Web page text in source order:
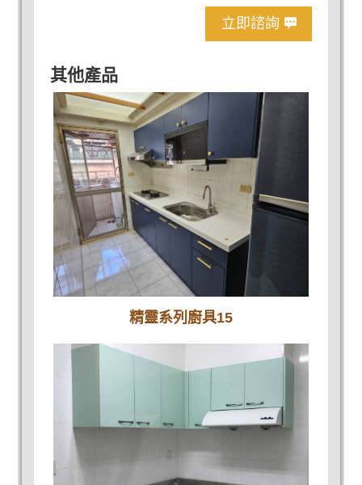
立即諮詢
其他產品
精靈系列廚具15